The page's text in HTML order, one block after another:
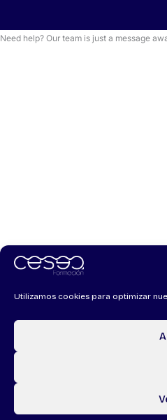
Utilizamos cookies para optimizar
Need help? Our team is just a message